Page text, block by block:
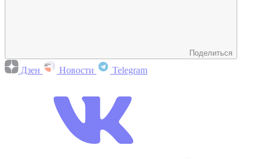
Поделиться
Дзен Новости Telegram